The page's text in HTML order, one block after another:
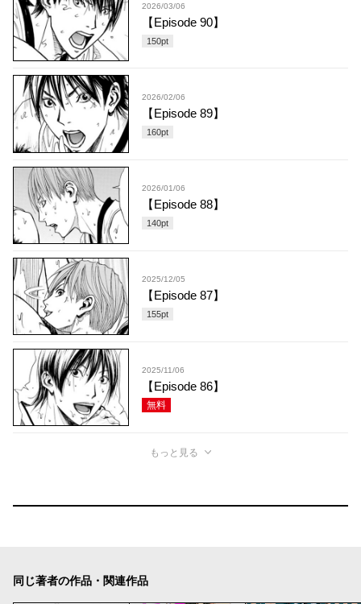
2026/03/06
【Episode 90】
150pt
2026/02/06
【Episode 89】
160pt
2026/01/06
【Episode 88】
140pt
2025/12/05
【Episode 87】
155pt
2025/11/06
【Episode 86】
無料
もっと見る
同じ著者の作品・関連作品